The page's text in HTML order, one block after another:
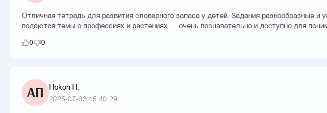
Отличная тетрадь для развития словарного запаса у детей. Задания разнообразные
подаются темы о профессиях и растениях — очень познавательно и доступно для
0 0
АП Hokon H.
2025-07-03 15:40:29